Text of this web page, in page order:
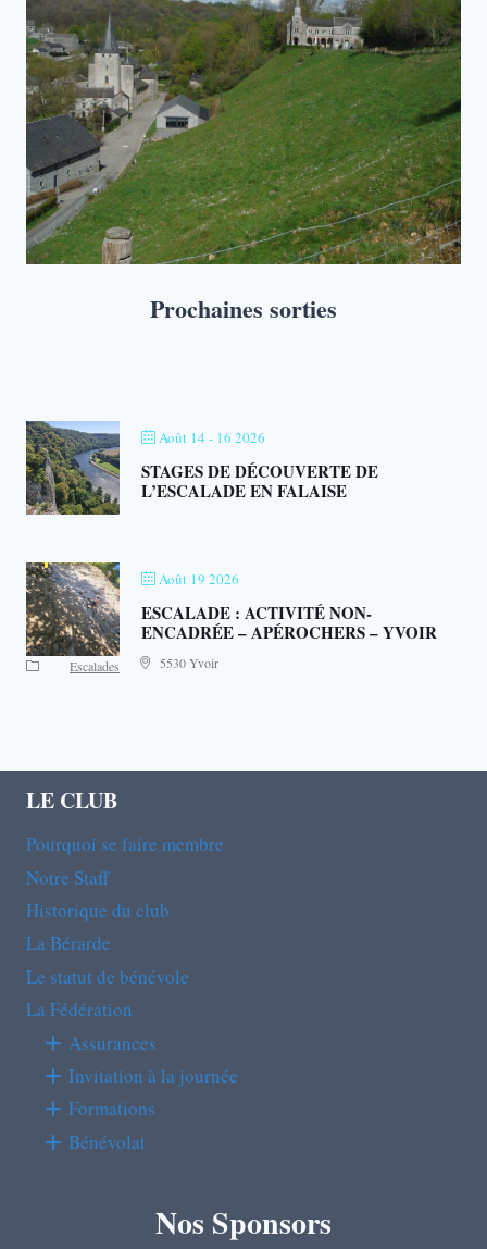
Prochaines sorties
Août 14 - 16 2026
STAGES DE DÉCOUVERTE DE
L’ESCALADE EN FALAISE
Août 19 2026
ESCALADE : ACTIVITÉ NON-
ENCADRÉE – APÉROCHERS – YVOIR
5530 Yvoir
Escalades
LE CLUB
Pourquoi se faire membre
Notre Staff
Historique du club
La Bérarde
Le statut de bénévole
La Fédération
Assurances
Invitation à la journée
Formations
Bénévolat
Nos Sponsors